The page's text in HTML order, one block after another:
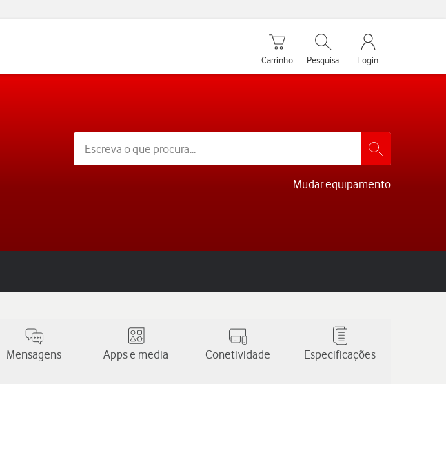
Carrinho de compras
Carrinho
Pesquisar
Pesquisa
My Vodafone
Login
Mudar equipamento
Mensagens Apps e media Conetividade Especificações